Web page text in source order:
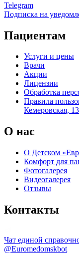
Telegram
Подписка на
Пациентам
Услуги и цены
Врачи
Акции
Лицензии
Обработка
Правила
Кемеровская, 13
О нас
О Детском
Комфорт для
Фотогалерея
Видеогалерея
Отзывы
Контакты
Чат единой
@Euromedomskbot